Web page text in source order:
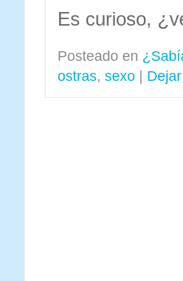
Es curioso,
Posteado en
ostras, sexo